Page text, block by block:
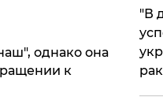
однако она
к
​"В